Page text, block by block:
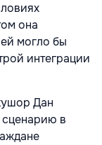
она
могло бы
интеграции
Дан
сценарию в